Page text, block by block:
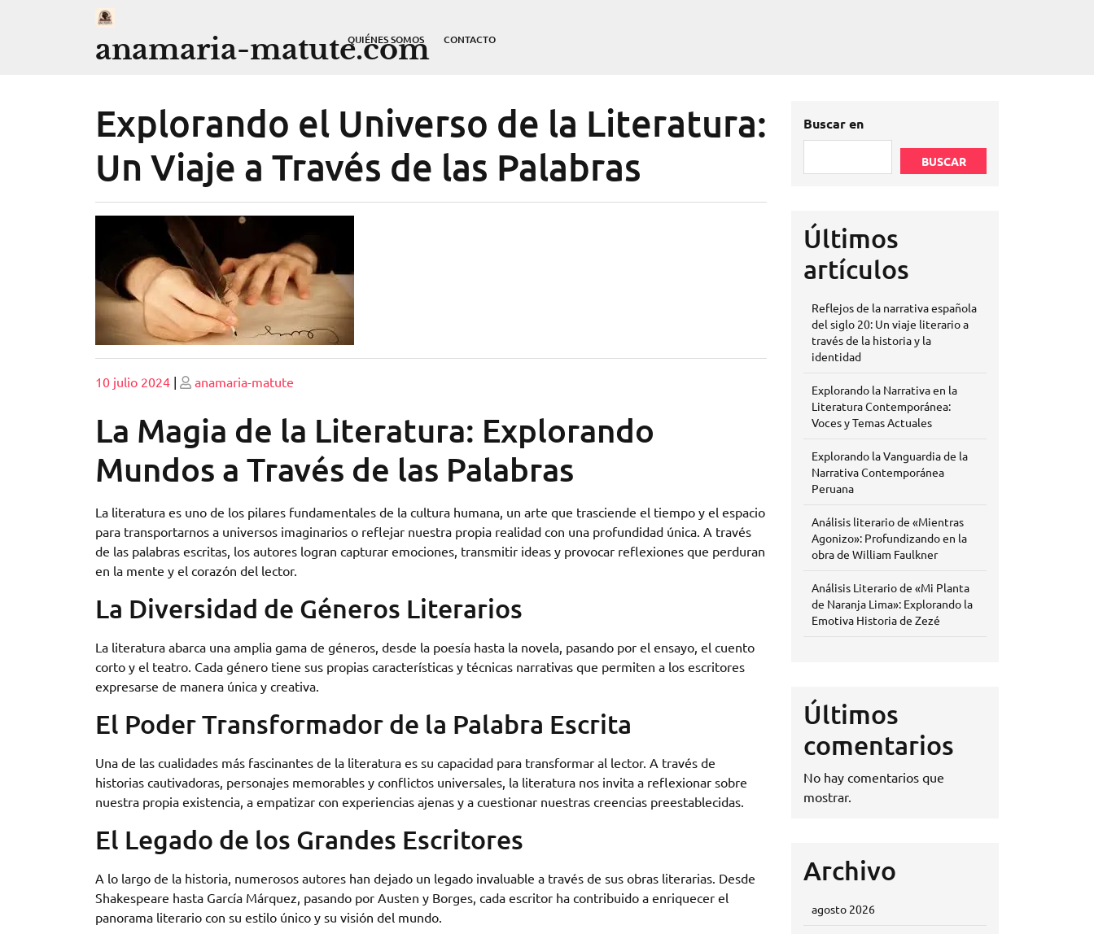
anamaria-matute.com
QUIÉNES SOMOS CONTACTO
Explorando el Universo de la Literatura:
Un Viaje a Través de las Palabras
Publicado
10 julio 2024 | Publicado
anamaria-matute
La Magia de la Literatura: Explorando
Mundos a Través de las Palabras
La literatura es uno de los pilares fundamentales de la cultura humana, un arte que trasciende el tiempo y el espacio
para transportarnos a universos imaginarios o reflejar nuestra propia realidad con una profundidad única. A través
de las palabras escritas, los autores logran capturar emociones, transmitir ideas y provocar reflexiones que perduran
en la mente y el corazón del lector.
La Diversidad de Géneros Literarios
La literatura abarca una amplia gama de géneros, desde la poesía hasta la novela, pasando por el ensayo, el cuento
corto y el teatro. Cada género tiene sus propias características y técnicas narrativas que permiten a los escritores
expresarse de manera única y creativa.
El Poder Transformador de la Palabra Escrita
Una de las cualidades más fascinantes de la literatura es su capacidad para transformar al lector. A través de
historias cautivadoras, personajes memorables y conflictos universales, la literatura nos invita a reflexionar sobre
nuestra propia existencia, a empatizar con experiencias ajenas y a cuestionar nuestras creencias preestablecidas.
El Legado de los Grandes Escritores
A lo largo de la historia, numerosos autores han dejado un legado invaluable a través de sus obras literarias. Desde
Shakespeare hasta García Márquez, pasando por Austen y Borges, cada escritor ha contribuido a enriquecer el
panorama literario con su estilo único y su visión del mundo.
Buscar en
BUSCAR
Últimos
artículos
Reflejos de la narrativa española
del siglo 20: Un viaje literario a
través de la historia y la
identidad
Explorando la Narrativa en la
Literatura Contemporánea:
Voces y Temas Actuales
Explorando la Vanguardia de la
Narrativa Contemporánea
Peruana
Análisis literario de «Mientras
Agonizo»: Profundizando en la
obra de William Faulkner
Análisis Literario de «Mi Planta
de Naranja Lima»: Explorando la
Emotiva Historia de Zezé
Últimos
comentarios
No hay comentarios que
mostrar.
Archivo
agosto 2026